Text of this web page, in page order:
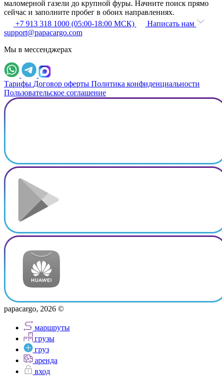
маломерной газели до крупной фуры. Начните поиск прямо
сейчас и заполните пробег в обоих направлениях.
+7 913 318 1000 (05:00-18:00 МСК)
Написать нам
support@papacargo.com
Мы в мессенджерах
Тарифы Договор оферты Политика конфиденциальности
Пользовательское соглашение
papacargo, 2026 ©
маршруты
грузы
груз
аренда
вход